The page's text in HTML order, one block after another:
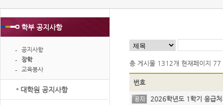
학부 공지사항
공지사항
장학
교육봉사
대학원 공지사항
총 게시물 1312개 현재페이지 77
번호
2026학년도 1학기 응급